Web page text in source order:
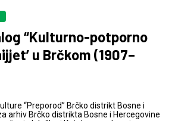
“Kulturno-potporno
u Brčkom (1907–
“Preporod” Brčko distrikt Bosne i
arhiv Brčko distrikta Bosne i Hercegovine